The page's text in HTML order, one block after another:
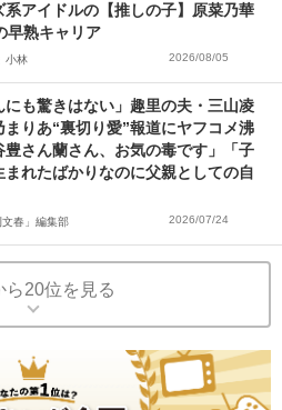
系アイドルの【推しの子】原菜乃華
早熟キャリア
小林 2026/08/05
にも驚きはない」趣里の夫・三山凌
まりあ“裏切り愛”報道にヤフコメ沸
豊さん蘭さん、お気の毒です」「子
まれたばかりなのに父親としての自
文春」編集部 2026/07/24
ら20位を見る